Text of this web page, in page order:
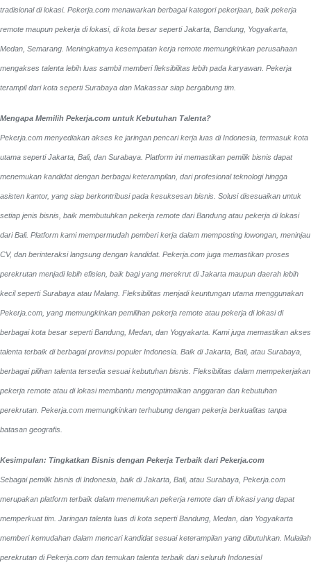
tradisional di lokasi. Pekerja.com menawarkan berbagai kategori pekerjaan, baik pekerja
remote maupun pekerja di lokasi, di kota besar seperti Jakarta, Bandung, Yogyakarta,
Medan, Semarang. Meningkatnya kesempatan kerja remote memungkinkan perusahaan
mengakses talenta lebih luas sambil memberi fleksibilitas lebih pada karyawan. Pekerja
terampil dari kota seperti Surabaya dan Makassar siap bergabung tim.
Mengapa Memilih Pekerja.com untuk Kebutuhan Talenta?
Pekerja.com menyediakan akses ke jaringan pencari kerja luas di Indonesia, termasuk kota
utama seperti Jakarta, Bali, dan Surabaya. Platform ini memastikan pemilik bisnis dapat
menemukan kandidat dengan berbagai keterampilan, dari profesional teknologi hingga
asisten kantor, yang siap berkontribusi pada kesuksesan bisnis. Solusi disesuaikan untuk
setiap jenis bisnis, baik membutuhkan pekerja remote dari Bandung atau pekerja di lokasi
dari Bali. Platform kami mempermudah pemberi kerja dalam memposting lowongan, meninjau
CV, dan berinteraksi langsung dengan kandidat. Pekerja.com juga memastikan proses
perekrutan menjadi lebih efisien, baik bagi yang merekrut di Jakarta maupun daerah lebih
kecil seperti Surabaya atau Malang. Fleksibilitas menjadi keuntungan utama menggunakan
Pekerja.com, yang memungkinkan pemilihan pekerja remote atau pekerja di lokasi di
berbagai kota besar seperti Bandung, Medan, dan Yogyakarta. Kami juga memastikan akses
talenta terbaik di berbagai provinsi populer Indonesia. Baik di Jakarta, Bali, atau Surabaya,
berbagai pilihan talenta tersedia sesuai kebutuhan bisnis. Fleksibilitas dalam mempekerjakan
pekerja remote atau di lokasi membantu mengoptimalkan anggaran dan kebutuhan
perekrutan. Pekerja.com memungkinkan terhubung dengan pekerja berkualitas tanpa
batasan geografis.
Kesimpulan: Tingkatkan Bisnis dengan Pekerja Terbaik dari Pekerja.com
Sebagai pemilik bisnis di Indonesia, baik di Jakarta, Bali, atau Surabaya, Pekerja.com
merupakan platform terbaik dalam menemukan pekerja remote dan di lokasi yang dapat
memperkuat tim. Jaringan talenta luas di kota seperti Bandung, Medan, dan Yogyakarta
memberi kemudahan dalam mencari kandidat sesuai keterampilan yang dibutuhkan. Mulailah
perekrutan di Pekerja.com dan temukan talenta terbaik dari seluruh Indonesia!